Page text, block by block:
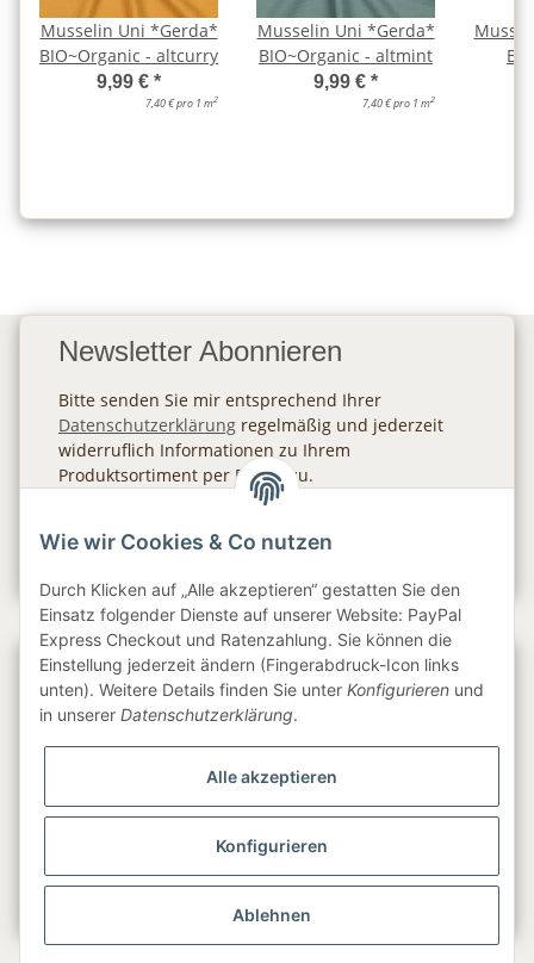
Musselin Uni *Gerda*
BIO~Organic - altcurry
9,99 € *
7,40 € pro 1 m2
Musselin Uni *Gerda*
BIO~Organic - altmint
9,99 € *
7,40 € pro 1 m2
Newsletter Abonnieren
Bitte senden Sie mir entsprechend Ihrer
Datenschutzerklärung regelmäßig und jederzeit
widerruflich Informationen zu Ihrem
Produktsortiment per E-Mail zu.
Gesetzliche Informationen
Wie wir Cookies & Co nutzen
Durch Klicken auf „Alle akzeptieren“ gestatten Sie den
Einsatz folgender Dienste auf unserer Website: PayPal
Express Checkout und Ratenzahlung. Sie können die
Einstellung jederzeit ändern (Fingerabdruck-Icon links
unten). Weitere Details finden Sie unter Konfigurieren und
in unserer Datenschutzerklärung.
Alle akzeptieren
Konfigurieren
Ablehnen